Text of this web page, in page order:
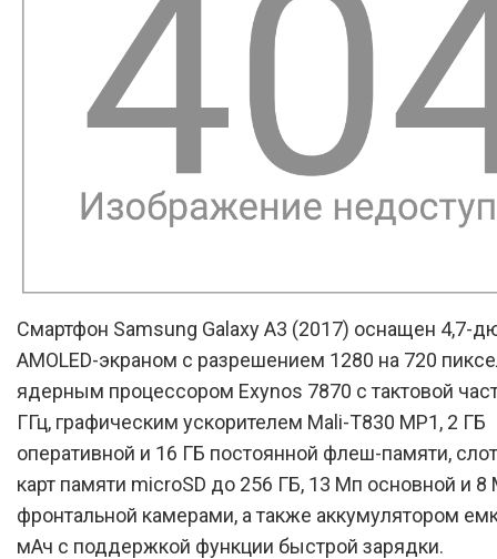
Смартфон Samsung Galaxy A3 (2017) оснащен 4,7-
AMOLED-экраном с разрешением 1280 на 720
ядерным процессором Exynos 7870 с тактовой
ГГц, графическим ускорителем Mali-T830 MP1, 2 ГБ
оперативной и 16 ГБ постоянной флеш-памяти,
карт памяти microSD до 256 ГБ, 13 Мп основной и 8
фронтальной камерами, а также аккумулятором
мАч с поддержкой функции быстрой зарядки.